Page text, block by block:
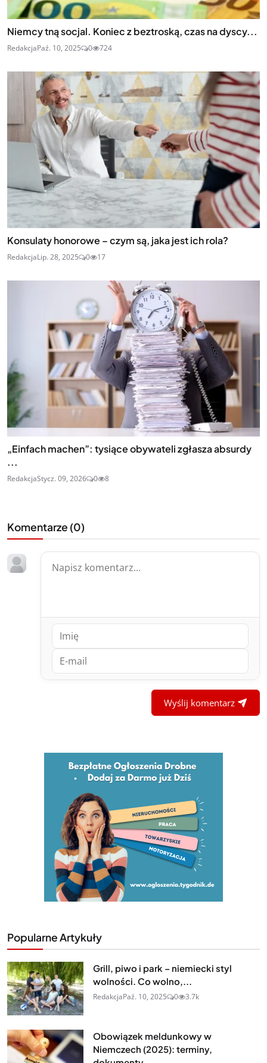
Niemcy tną socjal. Koniec z beztroską, czas na dyscy...
RedakcjaPaź. 10, 2025 0 724
Konsulaty honorowe – czym są, jaka jest ich rola?
RedakcjaLip. 28, 2025 0 17
„Einfach machen”: tysiące obywateli zgłasza absurdy
...
RedakcjaStycz. 09, 2026 0 8
Komentarze (0)
Wyślij komentarz
Popularne Artykuły
Grill, piwo i park – niemiecki styl
wolności. Co wolno,...
RedakcjaPaź. 10, 2025 0 3.7k
Obowiązek meldunkowy w
Niemczech (2025): terminy,